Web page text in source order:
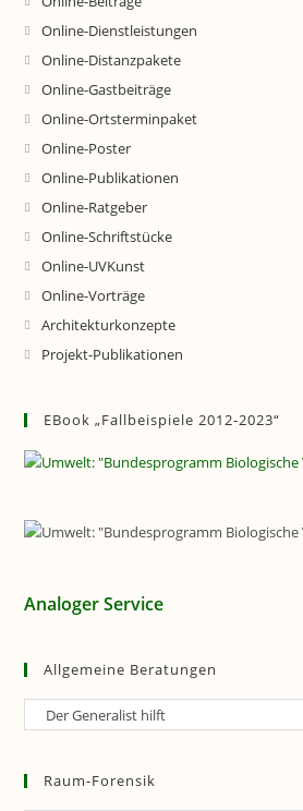
Online-Dienstleistungen
Online-Distanzpakete
Online-Gastbeiträge
Online-Ortsterminpaket
Online-Poster
Online-Publikationen
Online-Ratgeber
Online-Schriftstücke
Online-UVKunst
Online-Vorträge
Architekturkonzepte
Projekt-Publikationen
EBook „Fallbeispiele 2012-2023“
Analoger Service
Allgemeine Beratungen
Allgemeine
Raum-Forensik